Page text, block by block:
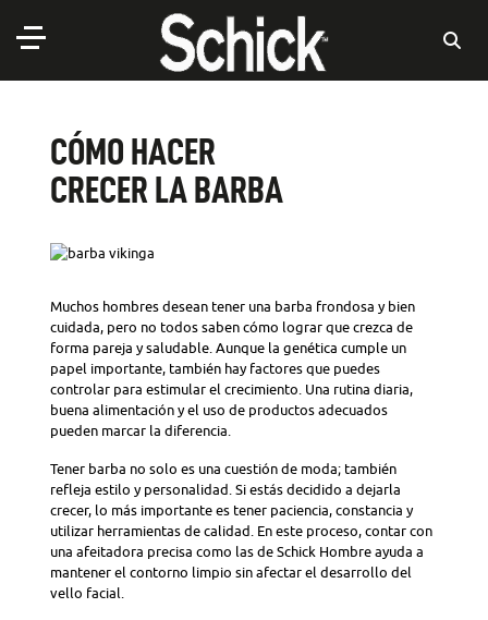
CÓMO HACER
CRECER LA BARBA
Muchos hombres desean tener una barba frondosa y bien
cuidada, pero no todos saben cómo lograr que crezca de
forma pareja y saludable. Aunque la genética cumple un
papel importante, también hay factores que puedes
controlar para estimular el crecimiento. Una rutina diaria,
buena alimentación y el uso de productos adecuados
pueden marcar la diferencia.
Tener barba no solo es una cuestión de moda; también
refleja estilo y personalidad. Si estás decidido a dejarla
crecer, lo más importante es tener paciencia, constancia y
utilizar herramientas de calidad. En este proceso, contar con
una afeitadora precisa como las de Schick Hombre ayuda a
mantener el contorno limpio sin afectar el desarrollo del
vello facial.